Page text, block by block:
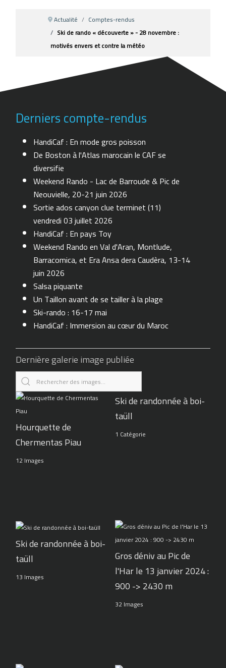
Actualité
Comptes-rendus
Ski de rando « découverte » - 28 novembre :
motivés envers et contre la météo
Derniers compte-rendus
HandiCaf : En mode gros poisson
De Boston à l'Atlas marocain le CAF se
diversifie
Weekend Rando - Lac de Barroude & Pic de
Neouvielle, 20-21 juin 2026
Sortie ados canyon clue terminet (11)
vendredi 03 juillet 2026
HandiCaf : En pays Toy
Weekend Rando en Val d'Aran, Montlude,
Barracomica, et Era Ansa dera Caudèra, 13-14
juin 2026
Salsa piquante
Un Taillon avant de se tailler à la plage
Ski-rando : 16-17 mai
HandiCaf : Immersion au cœur du Maroc
Dernière galerie image publiée
Hourquette de
Chermentas Piau
12 Images
Ski de randonnée à boi-
taüll
1 Catégorie
Ski de randonnée à boi-
taüll
13 Images
Gros déniv au Pic de
l'Har le 13 janvier 2024 :
900 -> 2430 m
32 Images